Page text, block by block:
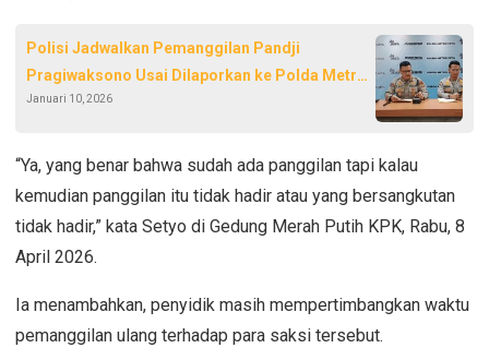
Polisi Jadwalkan Pemanggilan Pandji
Pragiwaksono Usai Dilaporkan ke Polda Metro
Jaya
Januari 10, 2026
“Ya, yang benar bahwa sudah ada panggilan tapi kalau
kemudian panggilan itu tidak hadir atau yang bersangkutan
tidak hadir,” kata Setyo di Gedung Merah Putih KPK, Rabu, 8
April 2026.
Ia menambahkan, penyidik masih mempertimbangkan waktu
pemanggilan ulang terhadap para saksi tersebut.